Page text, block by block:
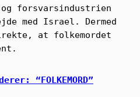
forsvarsindustrien
med Israel. Dermed
at folkemordet
“FOLKEMORD”